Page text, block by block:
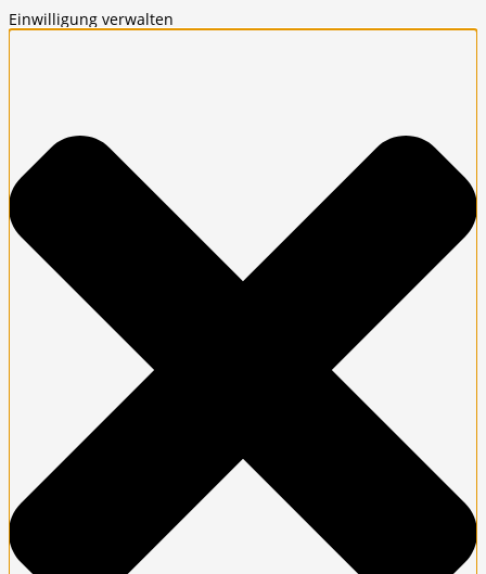
Einwilligung verwalten